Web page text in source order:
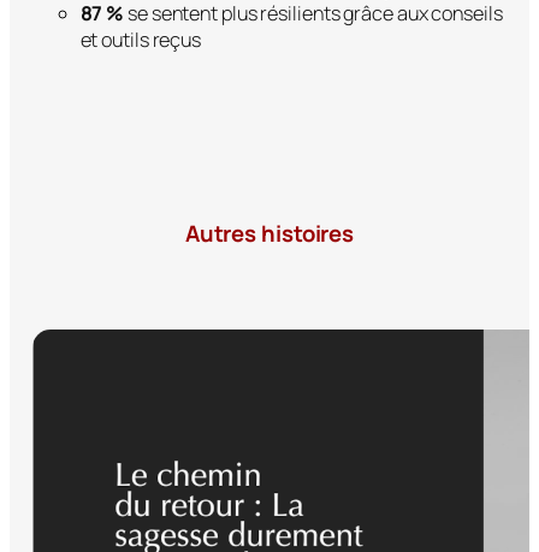
87 % se sentent plus résilients grâce aux conseils
et outils reçus
Autres histoires